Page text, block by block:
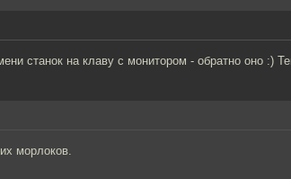
станок на клаву с монитором - обратно оно :)
морлоков.